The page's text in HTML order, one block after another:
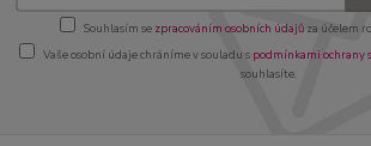
Souhlasím se zpracováním osobních údajůza účelem
Vaše osobní údaje chráníme v souladu s podmínkami ochrany
souhlasíte.